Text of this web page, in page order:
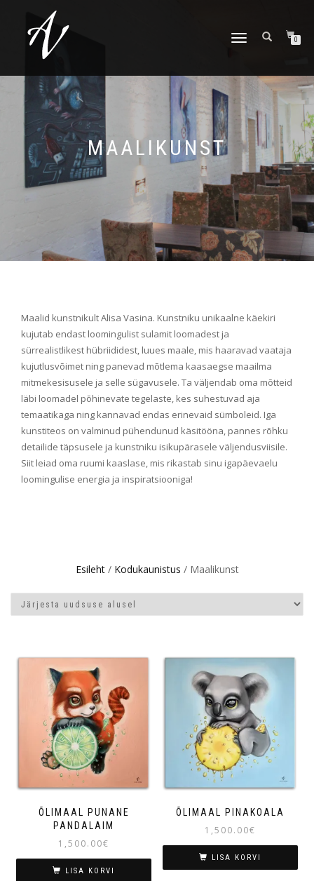
TOGGLE NAVIGATION0
MAALIKUNST
Maalid kunstnikult Alisa Vasina. Kunstniku unikaalne käekiri
kujutab endast loomingulist sulamit loomadest ja
sürrealistlikest hübriididest, luues maale, mis haaravad vaataja
kujutlusvõimet ning panevad mõtlema kaasaegse maailma
mitmekesisusele ja selle sügavusele. Ta väljendab oma mõtteid
läbi loomadel põhinevate tegelaste, kes suhestuvad aja
temaatikaga ning kannavad endas erinevaid sümboleid. Iga
kunstiteos on valminud pühendunud käsitööna, pannes rõhku
detailide täpsusele ja kunstniku isikupärasele väljendusviisile.
Siit leiad oma ruumi kaaslase, mis rikastab sinu igapäevaelu
loomingulise energia ja inspiratsiooniga!
Esileht/ Kodukaunistus / Maalikunst
ÕLIMAAL PUNANE
PANDALAIM
1,500.00€
LISA KORVI
ÕLIMAAL PINAKOALA
1,500.00€
LISA KORVI